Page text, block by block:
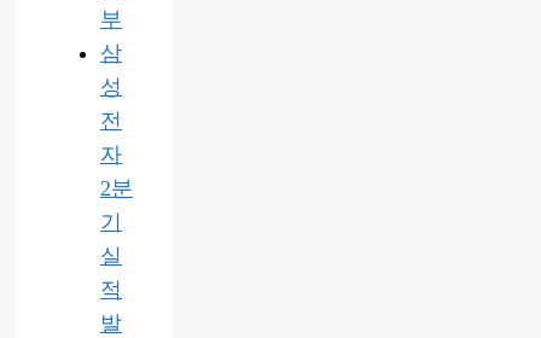
부
삼
성
전
자
2분
기
실
적
발